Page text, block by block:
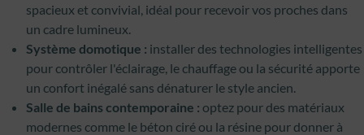
spacieux et convivial, idéal pour recevoir vos proches dans
un cadre lumineux.
Système domotique : installer des technologies intelligentes
pour contrôler l'éclairage, le chauffage ou la sécurité apporte
un confort inégalé sans dénaturer le style ancien.
Salle de bains contemporaine : optez pour des matériaux
modernes comme le béton ciré ou la résine pour donner à